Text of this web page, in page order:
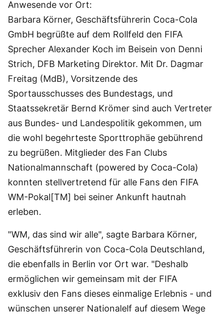
Anwesende vor Ort:
Barbara Körner, Geschäftsführerin Coca-Cola
GmbH begrüßte auf dem Rollfeld den FIFA
Sprecher Alexander Koch im Beisein von Denni
Strich, DFB Marketing Direktor. Mit Dr. Dagmar
Freitag (MdB), Vorsitzende des
Sportausschusses des Bundestags, und
Staatssekretär Bernd Krömer sind auch Vertreter
aus Bundes- und Landespolitik gekommen, um
die wohl begehrteste Sporttrophäe gebührend
zu begrüßen. Mitglieder des Fan Clubs
Nationalmannschaft (powered by Coca-Cola)
konnten stellvertretend für alle Fans den FIFA
WM-Pokal[TM] bei seiner Ankunft hautnah
erleben.
"WM, das sind wir alle", sagte Barbara Körner,
Geschäftsführerin von Coca-Cola Deutschland,
die ebenfalls in Berlin vor Ort war. "Deshalb
ermöglichen wir gemeinsam mit der FIFA
exklusiv den Fans dieses einmalige Erlebnis - und
wünschen unserer Nationalelf auf diesem Wege